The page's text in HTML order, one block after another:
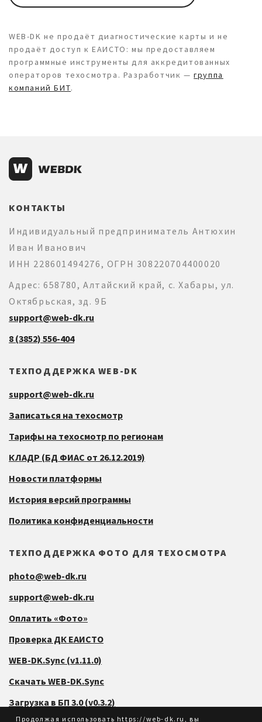
WEB-DK не продаёт диагностические карты и не
продаёт доступ к ЕАИСТО: мы предоставляем
программные инструменты для аккредитованных
операторов техосмотра. Разработчик —группа
компаний БИТ.
КОНТАКТЫ
Индивидуальный предприниматель Антюхин
Иван Иванович
ИНН 228601494276, ОГРН 308220704400020
Адрес: 658780, Алтайский край, с. Хабары, ул.
Октябрьская, зд. 9Б
support@web-dk.ru
8 (3852) 556-404
ТЕХПОДДЕРЖКА WEB-DK
support@web-dk.ru
Записаться на техосмотр
Тарифы на техосмотр по регионам
КЛАДР (БД ФИАС от 26.12.2019)
Новости платформы
История версий программы
Политика конфиденциальности
ТЕХПОДДЕРЖКА ФОТО ДЛЯ ТЕХОСМОТРА
photo@web-dk.ru
support@web-dk.ru
Оплатить «Фото»
Проверка ДК ЕАИСТО
WEB-DK.Sync (v1.11.0)
Скачать WEB-DK.Sync
Загрузка в БП 3.0 (v0.3.2)
Продолжая использовать https://web-dk.ru, вы